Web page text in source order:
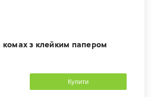
комах з клейким папером
Купити